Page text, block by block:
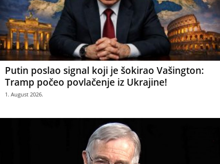
Putin poslao signal koji je šokirao Vašington:
Tramp počeo povlačenje iz Ukrajine!
1. August 2026.